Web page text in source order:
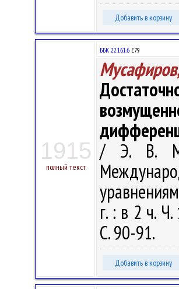
Добавить в корзину
1915
полный текст
ББК 22.161.6 Е79
/ Э. В.
г. : в 2 ч.
С. 90-91.
Добавить в корзину